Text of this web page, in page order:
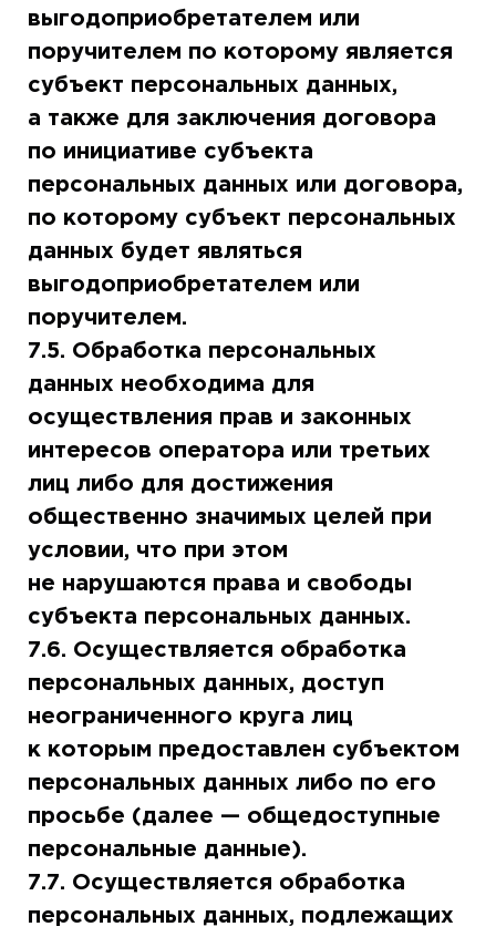
выгодоприобретателем или
поручителем по которому является
субъект персональных данных,
а также для заключения договора
по инициативе субъекта
персональных данных или договора,
по которому субъект персональных
данных будет являться
выгодоприобретателем или
поручителем.
7.5. Обработка персональных
данных необходима для
осуществления прав и законных
интересов оператора или третьих
лиц либо для достижения
общественно значимых целей при
условии, что при этом
не нарушаются права и свободы
субъекта персональных данных.
7.6. Осуществляется обработка
персональных данных, доступ
неограниченного круга лиц
к которым предоставлен субъектом
персональных данных либо по его
просьбе (далее — общедоступные
персональные данные).
7.7. Осуществляется обработка
персональных данных, подлежащих